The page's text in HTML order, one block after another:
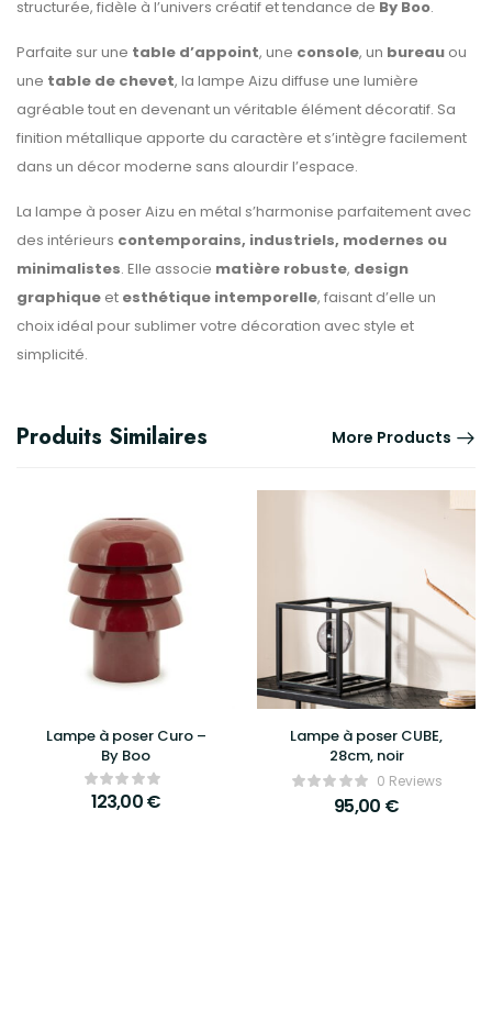
structurée, fidèle à l’univers créatif et tendance de By Boo.
Parfaite sur une table d’appoint, une console, un bureau ou
une table de chevet, la lampe Aizu diffuse une lumière
agréable tout en devenant un véritable élément décoratif. Sa
finition métallique apporte du caractère et s’intègre facilement
dans un décor moderne sans alourdir l’espace.
La lampe à poser Aizu en métal s’harmonise parfaitement avec
des intérieurs contemporains, industriels, modernes ou
minimalistes. Elle associe matière robuste, design
graphique et esthétique intemporelle, faisant d’elle un
choix idéal pour sublimer votre décoration avec style et
simplicité.
Produits Similaires More Products
Lampe à poser Curo –
By Boo
123,00€
Lampe à poser CUBE,
28cm, noir
0 Reviews
95,00 €